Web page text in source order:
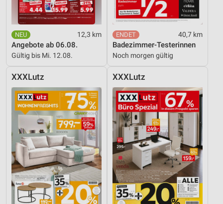
12,3 km
Angebote ab 06.08.
Gültig bis Mi. 12.08.
40,7 km
Badezimmer-Testerinnen
Noch morgen gültig
XXXLutz XXXLutz
IAB-Besonderheiten:
Verwendung genauer Standortdaten
Geräte anhand von aktiv angeforderten
Informationen identifizieren
Performance
Funktional
Werbung